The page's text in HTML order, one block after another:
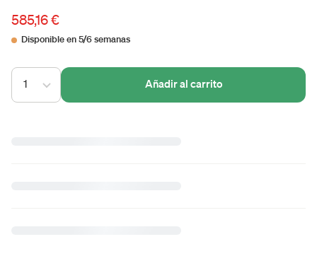
585,16 €
Disponible en 5/6 semanas
1 Añadir al carrito